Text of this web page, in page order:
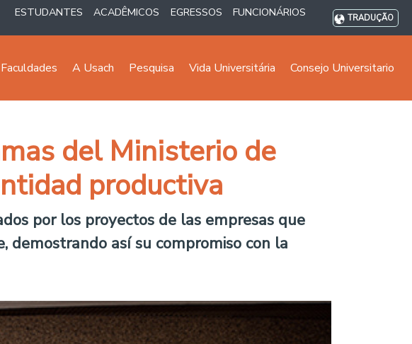
ESTUDANTES ACADÊMICOS EGRESSOS FUNCIONÁRIOS TRADUÇÃO
Faculdades A Usach Pesquisa Vida Universitária Consejo Universitario
del Ministerio de
productiva
por los proyectos de las empresas que
demostrando así su compromiso con la